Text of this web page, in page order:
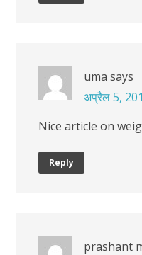
uma says
अप्रैल 5,
Nice article on
Reply
prashant